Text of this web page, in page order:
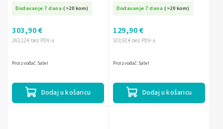
Dodavanje 7 dana (>20 kom)
243,12 € bez PDV-a
303,90 €
Dodaj u košaricu
Proizvođač: Satel
Dodavanje 7 dana (>20 kom)
103,92 € bez PDV-a
129,90 €
Dodaj u košaricu
Proizvođač: Satel